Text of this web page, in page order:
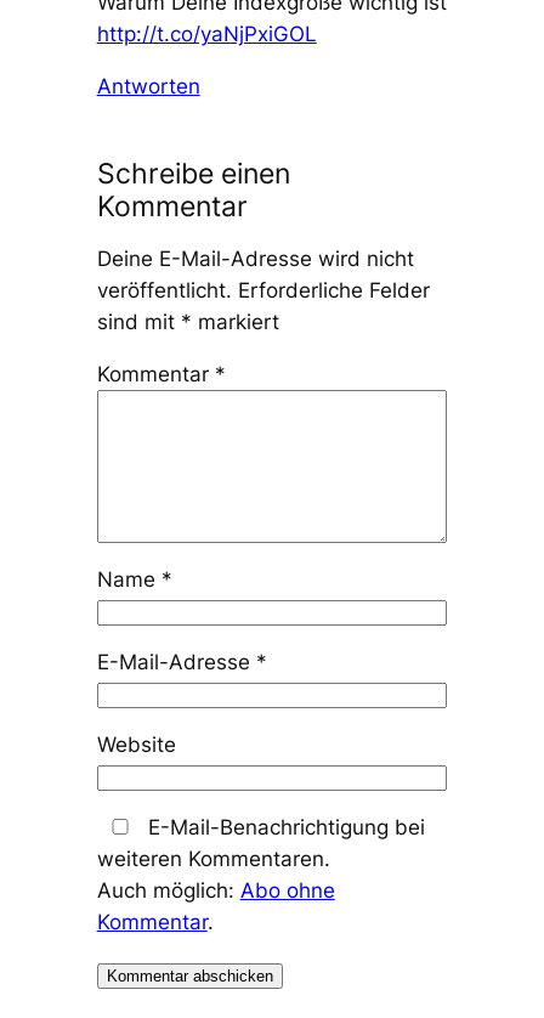
http://t.co/yaNjPxiGOL
Antworten
Schreibe einen
Kommentar
Deine E-Mail-Adresse wird nicht
veröffentlicht. Erforderliche Felder
sind mit * markiert
Kommentar *
Name *
E-Mail-Adresse *
Website
E-Mail-Benachrichtigung bei
weiteren Kommentaren.
Auch möglich: Abo ohne
Kommentar.